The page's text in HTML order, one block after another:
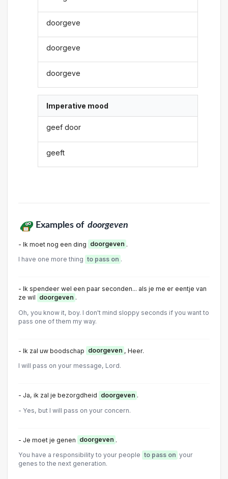
doorgeve
doorgeve
doorgeve
Imperative mood
geef door
geeft
Examples of doorgeven
- Ik moet nog een ding doorgeven .
I have one more thing to pass on .
- Ik spendeer wel een paar seconden... als je me er eentje van
ze wil doorgeven .
Oh, you know it, boy. I don't mind sloppy seconds if you want to
pass one of them my way.
- Ik zal uw boodschap doorgeven , Heer.
I will pass on your message, Lord.
- Ja, ik zal je bezorgdheid doorgeven .
- Yes, but I will pass on your concern.
- Je moet je genen doorgeven .
You have a responsibility to your people to pass on your
genes to the next generation.